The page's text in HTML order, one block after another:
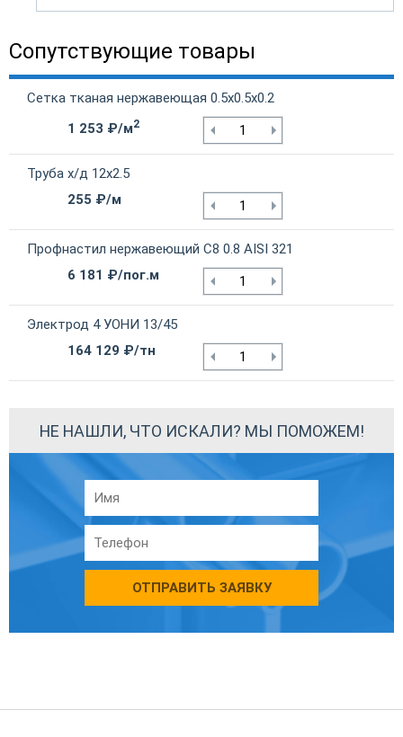
Сопутствующие товары
Сетка тканая нержавеющая 0.5х0.5х0.2
1 253 ₽/м2
Труба х/д 12х2.5
255 ₽/м
Профнастил нержавеющий С8 0.8 AISI 321
6 181 ₽/пог.м
Электрод 4 УОНИ 13/45
164 129 ₽/тн
НЕ НАШЛИ, ЧТО ИСКАЛИ? МЫ ПОМОЖЕМ!
ОТПРАВИТЬ ЗАЯВКУ